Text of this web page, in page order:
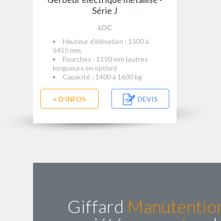
Série J
LOC
Hauteur d'élévation : 1500 à
5455 mm
Fourches : 1150 mm (autres
longueurs en option)
Capacité : 1400 à 1600 kg
+ D'INFOS DEVIS
Giffard